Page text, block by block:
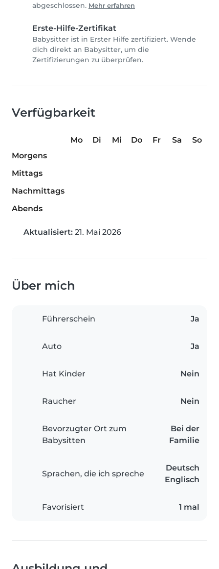
abgeschlossen. Mehr erfahren
Erste-Hilfe-Zertifikat
Babysitter ist in Erster Hilfe zertifiziert. Wende
dich direkt an Babysitter, um die
Zertifizierungen zu überprüfen.
Verfügbarkeit
Mo Di Mi Do Fr Sa
So
Morgens
Mittags
Nachmittags
Abends
Aktualisiert: 21. Mai 2026
Über mich
Führerschein Ja
Auto Ja
Hat Kinder Nein
Raucher Nein
Bevorzugter Ort zum
Babysitten
Bei der
Familie
Sprachen, die ich spreche
Deutsch
Englisch
Favorisiert 1 mal